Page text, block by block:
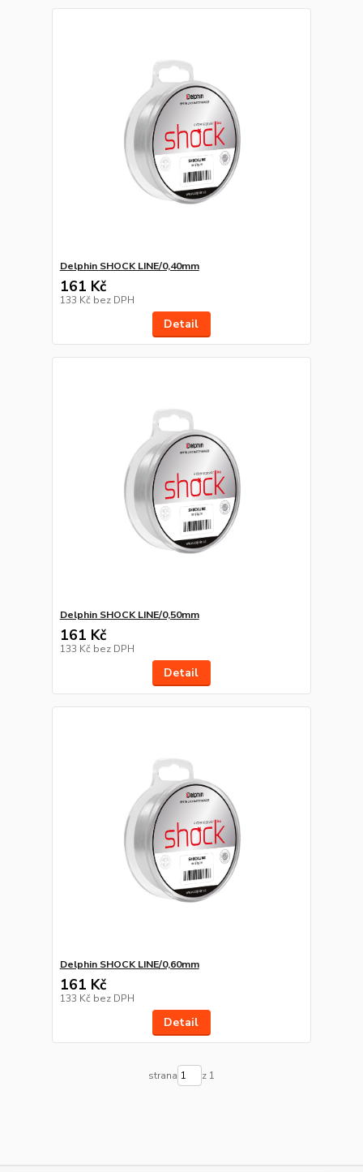
Delphin SHOCK LINE/0,40mm
161 Kč
133 Kč bez DPH
Detail
Delphin SHOCK LINE/0,50mm
161 Kč
133 Kč bez DPH
Detail
Delphin SHOCK LINE/0,60mm
161 Kč
133 Kč bez DPH
Detail
strana z 1